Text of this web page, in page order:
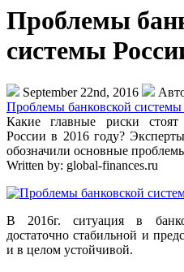
Проблемы
системы
September 22nd, 2016
Проблемы банковской
Какие главные риски
России в 2016 году?
обозначили основные
Written by: global-finances.ru
В 2016г. ситуация в
достаточно стабильной и
и в целом устойчивой.